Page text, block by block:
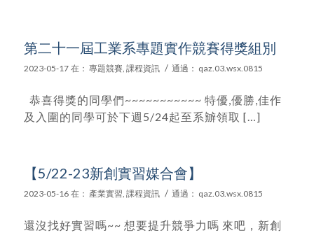
第二十一屆工業系專題實作競賽得獎組別
2023-05-17 在： 專題競賽 課程資訊 / 通過： qaz.03.wsx.0815
恭喜得獎的同學們~~~~~~~~~~~ 特優,優勝,佳作
及入圍的同學可於下週5/24起至系辧領取 […]
【5/22-23新創實習媒合會】
2023-05-16 在： 產業實習 課程資訊 / 通過： qaz.03.wsx.0815
還沒找好實習嗎~~ 想要提升競爭力嗎 來吧，新創